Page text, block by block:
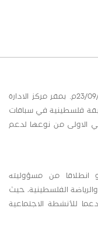
وقع بنك فلسطين اليوم الاحد الموافق 23/09/2012م. بمقر مركز الادارة
فلسطينية في سباقات
الاولى من نوعها لدعم
انطلاقا من مسؤوليته
والرياضة الفلسطينية، حيث
السنوية دعما للأنشطة الاجتماعية